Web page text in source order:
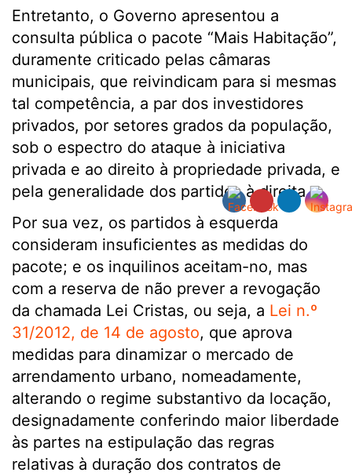
Entretanto, o Governo apresentou a
consulta pública o pacote “Mais Habitação”,
duramente criticado pelas câmaras
municipais, que reivindicam para si mesmas
tal competência, a par dos investidores
privados, por setores grados da população,
sob o espectro do ataque à iniciativa
privada e ao direito à propriedade privada, e
pela generalidade dos partidos à direita.
Por sua vez, os partidos à esquerda
consideram insuficientes as medidas do
pacote; e os inquilinos aceitam-no, mas
com a reserva de não prever a revogação
da chamada Lei Cristas, ou seja, a Lei n.º
31/2012, de 14 de agosto, que aprova
medidas para dinamizar o mercado de
arrendamento urbano, nomeadamente,
alterando o regime substantivo da locação,
designadamente conferindo maior liberdade
às partes na estipulação das regras
relativas à duração dos contratos de